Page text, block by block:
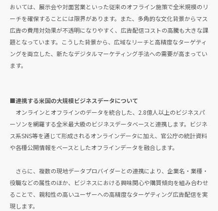
おいては、展示会や対面営業といった従来のオフライン施策で全米規模のリ
ーチを確保することには限界があります。また、多角的な文化背景からマス
広告の費用対効果が不透明になりやすく、広告配信コストの高騰も大きな課
題となっています。こうした背景から、広域なリーチと高精度なターゲティ
ングを両立した、新たなデジタルマーケティング手法への需要が高まってい
ます。
■連携する米国の大規模ビジネスデータについて
オンラインとオフラインのデータを統合した、2.8億人以上のビジネスパ
ーソンを網羅する全米最大級のビジネスデータベースと連携します。ビジネ
ス系SNS等を通じて形成されるオンラインデータに加え、官公庁の統計資料
や各種公開情報をベースとしたオフラインデータを融合します。
さらに、複数の現地データプロバイダーとの連携により、企業名・業種・
役職などの属性のほか、ビジネスにおける興味関心や購買傾向を組み合わせ
ることで、親和性の高いユーザーへの高精度なターゲティング広告配信を実
現します。